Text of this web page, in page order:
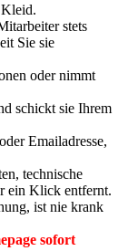
Kleid.
stets
Sie sie
oder nimmt
schickt sie Ihrem
Emailadresse,
technische
ein Klick entfernt.
ist nie krank
sofort